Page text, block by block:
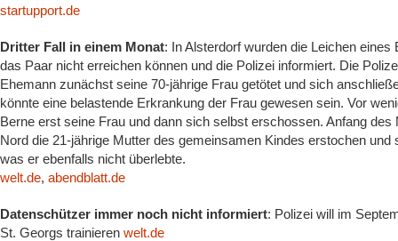
startupport.de
Dritter Fall in einem Monat: In Alsterdorf wurden die Leichen
das Paar nicht erreichen können und die Polizei informiert. Die
Ehemann zunächst seine 70-jährige Frau getötet und sich
könnte eine belastende Erkrankung der Frau gewesen sein. Vor
Berne erst seine Frau und dann sich selbst erschossen. Anfang
Nord die 21-jährige Mutter des gemeinsamen Kindes erstochen
was er ebenfalls nicht überlebte.
welt.de, abendblatt.de
Datenschützer immer noch nicht informiert: Polizei will im
St. Georgs trainieren welt.de